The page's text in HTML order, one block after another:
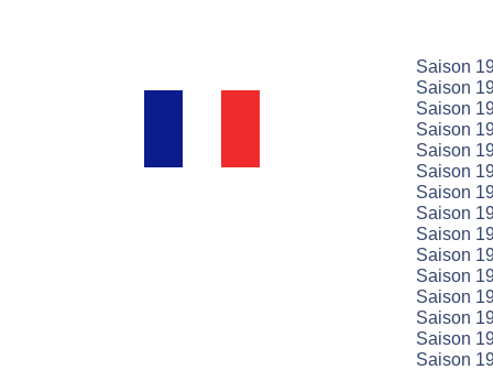
Saison
Saison
Saison
Saison
Saison
Saison
Saison
Saison
Saison
Saison
Saison
Saison
Saison
Saison
Saison